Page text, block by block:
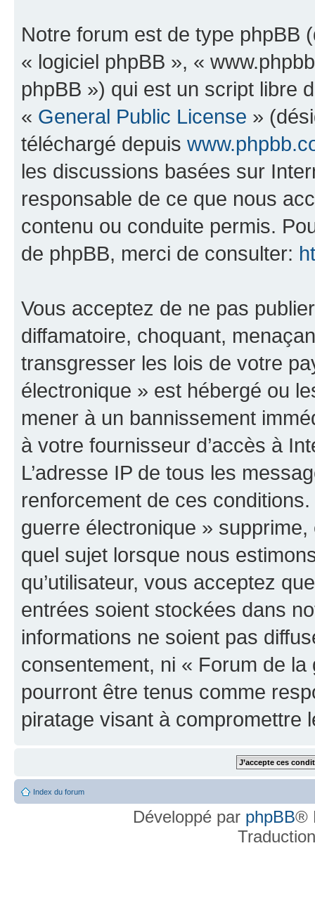
Notre forum est de type phpBB
« logiciel phpBB », «
phpBB ») qui est un script libre
« General Public License »
téléchargé depuis
les discussions basées sur
responsable de ce que nous
contenu ou conduite permis.
de phpBB, merci de consulter:
Vous acceptez de ne pas
diffamatoire, choquant,
transgresser les lois de votre
électronique » est hébergé ou
mener à un bannissement
à votre fournisseur d’accès à
L’adresse IP de tous les
renforcement de ces
guerre électronique »
quel sujet lorsque nous
qu’utilisateur, vous acceptez
entrées soient stockées dans
informations ne soient pas
consentement, ni « Forum de
pourront être tenus comme
piratage visant à compromettre
Index du forum
Développé par phpBB®